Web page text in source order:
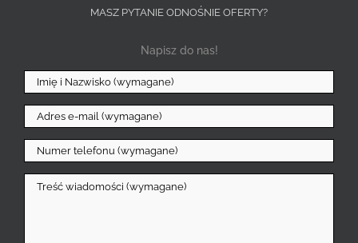
MASZ PYTANIE ODNOŚNIE OFERTY?
Napisz do nas!